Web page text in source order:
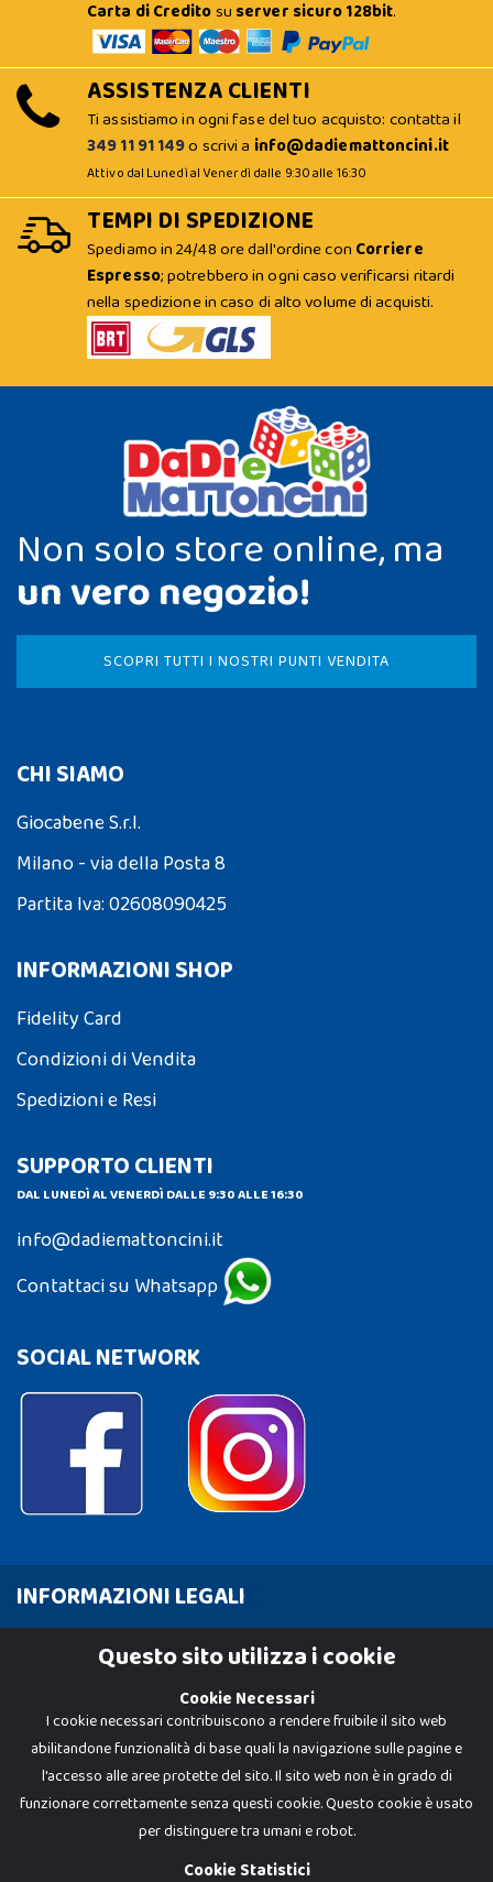
Carta di Creditosu server sicuro 128bit.
ASSISTENZA CLIENTI
Ti assistiamo in ogni fase del tuo acquisto: contatta il
349 11 91 149o scrivi a info@dadiemattoncini.it
Attivo dal Lunedì al Venerdì dalle 9:30 alle 16:30
TEMPI DI SPEDIZIONE
Spediamo in 24/48 ore dall'ordine con Corriere
Espresso; potrebbero in ogni caso verificarsi ritardi
nella spedizione in caso di alto volume di acquisti.
Non solo store online, ma
un vero negozio!
SCOPRI TUTTI I NOSTRI PUNTI VENDITA
CHI SIAMO
Giocabene S.r.l.
Milano - via della Posta 8
Partita Iva: 02608090425
INFORMAZIONI SHOP
Fidelity Card
Condizioni di Vendita
Spedizioni e Resi
SUPPORTO CLIENTI
DAL LUNEDÌ AL VENERDÌ DALLE 9:30 ALLE 16:30
info@dadiemattoncini.it
Contattaci su Whatsapp
SOCIAL NETWORK
INFORMAZIONI LEGALI
Cookie PolicyQuesto sito utilizza i cookie
Cookie Necessari
I cookie necessari contribuiscono a rendere fruibile il sito web
abilitandone funzionalità di base quali la navigazione sulle pagine e
l'accesso alle aree protette del sito. Il sito web non è in grado di
funzionare correttamente senza questi cookie. Questo cookie è usato
per distinguere tra umani e robot.
Cookie Statistici